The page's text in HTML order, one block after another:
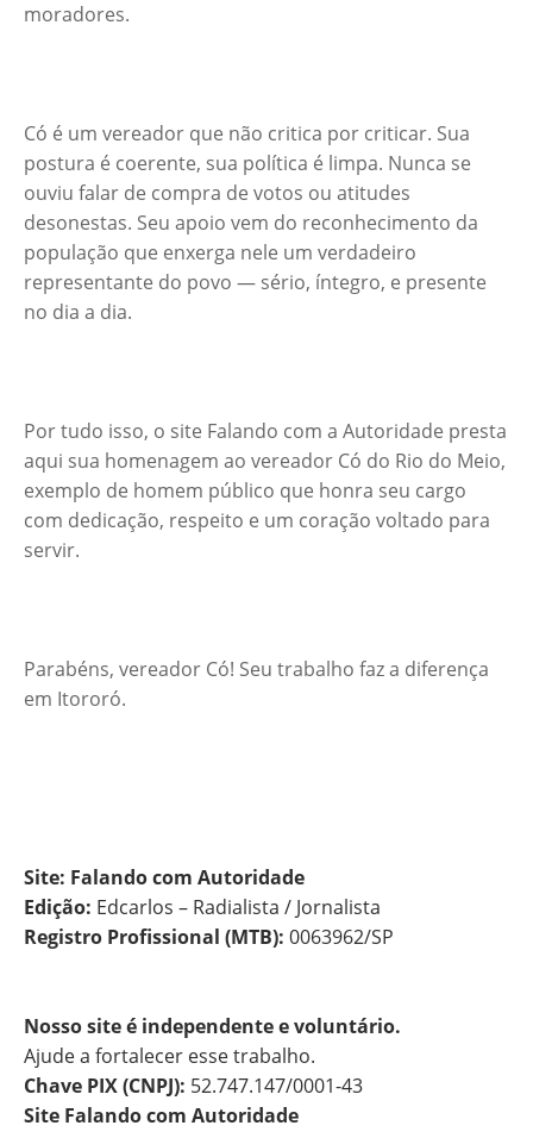
moradores.
Có é um vereador que não critica por criticar. Sua
postura é coerente, sua política é limpa. Nunca se
ouviu falar de compra de votos ou atitudes
desonestas. Seu apoio vem do reconhecimento da
população que enxerga nele um verdadeiro
representante do povo — sério, íntegro, e presente
no dia a dia.
Por tudo isso, o site Falando com a Autoridade presta
aqui sua homenagem ao vereador Có do Rio do Meio,
exemplo de homem público que honra seu cargo
com dedicação, respeito e um coração voltado para
servir.
Parabéns, vereador Có! Seu trabalho faz a diferença
em Itororó.
Site: Falando com Autoridade
Edição: Edcarlos – Radialista / Jornalista
Registro Profissional (MTB): 0063962/SP
Nosso site é independente e voluntário.
Ajude a fortalecer esse trabalho.
Chave PIX (CNPJ): 52.747.147/0001-43
Site Falando com Autoridade